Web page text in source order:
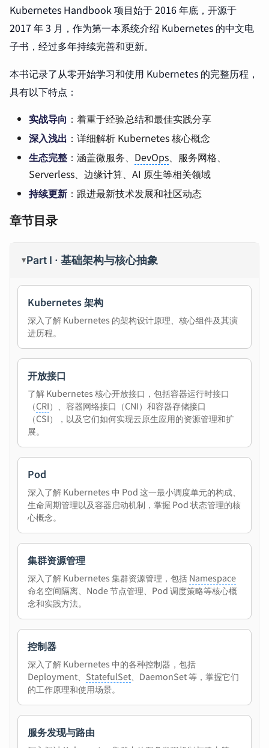
Kubernetes Handbook 项目始于 2016 年底，开源于
2017 年 3 月，作为第一本系统介绍 Kubernetes 的中文电
子书，经过多年持续完善和更新。
本书记录了从零开始学习和使用 Kubernetes 的完整历程，
具有以下特点：
实战导向 ：着重于经验总结和最佳实践分享
深入浅出 ：详细解析 Kubernetes 核心概念
生态完整 ：涵盖微服务、 DevOps、服务网格、
Serverless、边缘计算、AI 原生等相关领域
持续更新 ：跟进最新技术发展和社区动态
章节目录
▸Part I · 基础架构与核心抽象
Kubernetes 架构
深入了解 Kubernetes 的架构设计原理、核心组件及其演
进历程。
开放接口
了解 Kubernetes 核心开放接口，包括容器运行时接口
（CRI）、容器网络接口（CNI）和容器存储接口
（CSI），以及它们如何实现云原生应用的资源管理和扩
展。
Pod
深入了解 Kubernetes 中 Pod 这一最小调度单元的构成、
生命周期管理以及容器启动机制，掌握 Pod 状态管理的核
心概念。
集群资源管理
深入了解 Kubernetes 集群资源管理，包括Namespace
命名空间隔离、Node 节点管理、Pod 调度策略等核心概
念和实践方法。
控制器
深入了解 Kubernetes 中的各种控制器，包括
Deployment、 StatefulSet、DaemonSet 等，掌握它们
的工作原理和使用场景。
服务发现与路由